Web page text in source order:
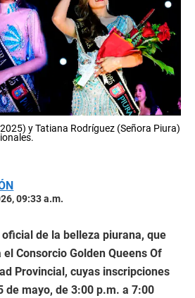
y Tatiana Rodríguez (Señora Piura)
09:33 a.m.
de la belleza piurana, que
Consorcio Golden Queens Of
Provincial, cuyas inscripciones
de mayo, de 3:00 p.m. a 7:00